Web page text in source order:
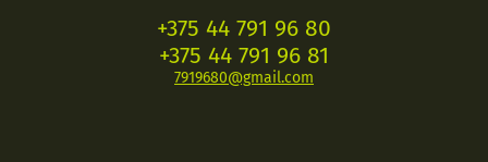
+375 44 791 96 80
+375 44 791 96 81
7919680@gmail.com